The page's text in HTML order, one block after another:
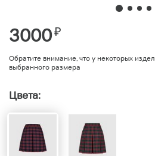
3000₽
Обратите внимание, что у некоторых
выбранного размера
Цвета: